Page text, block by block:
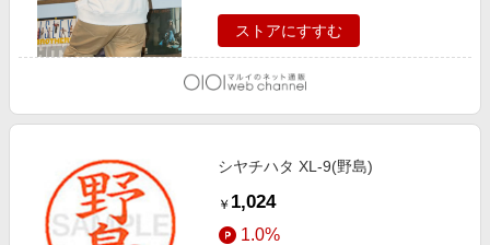
ストアにすすむ
シヤチハタ XL-9(野島)
￥ 1,024
1.0%